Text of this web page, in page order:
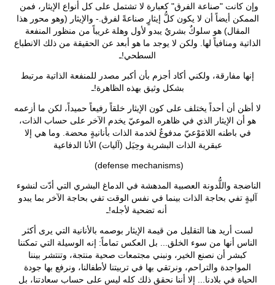
الممكن أيضاً أن لا يكون كلُّ إيثارٍ صناعةً لفرق.- والإيثار (وهو محور هذا
المقال) هو سلوكٌ بشريٌ يبدو لأول وهلة غريباً من منظور المنفعة
الذاتية ومنافياً لها. ولكن لا يوجد ما هو أبعد عن الحقيقة من ذلك الانطباع
السطحي!ـ
إنها مفارقة، ولكني أكاد أجزم بأن أكبر مصدر للمنفعة الذاتية مرتبط
بشكل وثيق بهذه الظاهرة!ـ
لا أظن أن أحداً يختلف على كون الإيثار خلقاً رفيعاً حميداً، لكن ما أزعمه
هو أن الإيثار الذي في ظاهره الموعيّ يخدم الآخر على حساب الذات،
في باطنه اللامَوْعيّ مدفوعٌ لخدمة الذات بأنانيةٍ محضة. وما هي إلا
عبقرية الذات البشرية وحِيَل (آليات) الأنا الدفاعية
(defense mechanisms)
آليةٍ تفي بحاجة الذات بينما في نفس الوقت تفي بحاجة الآخر بما يبدو
لست أريد هنا التقليل من قيمة الإيثار بوصمه بالأنانية التي يرى أكثر
الناس أنها من سوء الخلق... بل العكس تماماً: إنه الوسيلة التي تمكننا
كبشر أن نصنع الخير، ونبني مجتمعات صحية منتجة، وتنتشر بيننا
المواجدة والتراحم، ونرتقي بها في تربيتنا لأطفالنا، ونرفع بها جودة
الحياة في بلادنا... إلا أننا نحقق ذلك كله ليس على حساب سعادتنا، بل